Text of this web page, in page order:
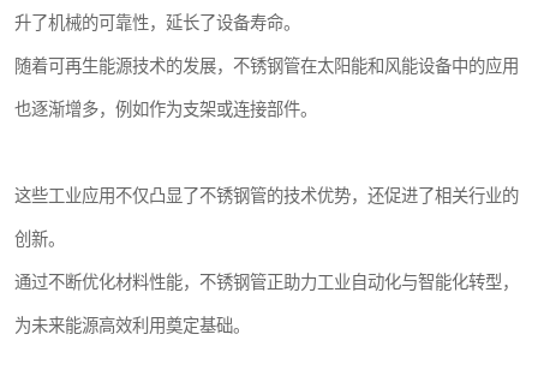
升了机械的可靠性，延长了设备寿命。
随着可再生能源技术的发展，不锈钢管在太阳能和风能设备中的应用
也逐渐增多，例如作为支架或连接部件。
这些工业应用不仅凸显了不锈钢管的技术优势，还促进了相关行业的
创新。
通过不断优化材料性能，不锈钢管正助力工业自动化与智能化转型，
为未来能源高效利用奠定基础。